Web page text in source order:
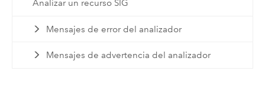
Analizar un recurso SIG
Mensajes de error del analizador
Mensajes de advertencia del analizador